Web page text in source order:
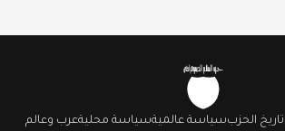
تاريخ الحزبسياسة عالميةسياسة محليةعرب وعالم